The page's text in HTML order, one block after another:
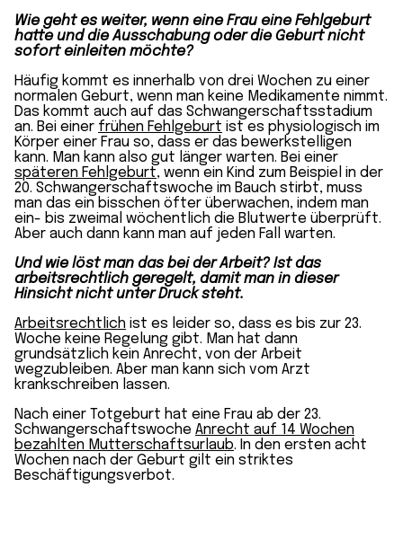
Wie geht es weiter, wenn eine Frau eine Fehlgeburt
hatte und die Ausschabung oder die Geburt nicht
sofort einleiten möchte?
Häufig kommt es innerhalb von drei Wochen zu einer
normalen Geburt, wenn man keine Medikamente nimmt.
Das kommt auch auf das Schwangerschaftsstadium
an. Bei einer frühen Fehlgeburt ist es physiologisch im
Körper einer Frau so, dass er das bewerkstelligen
kann. Man kann also gut länger warten. Bei einer
späteren Fehlgeburt, wenn ein Kind zum Beispiel in der
20. Schwangerschaftswoche im Bauch stirbt, muss
man das ein bisschen öfter überwachen, indem man
ein- bis zweimal wöchentlich die Blutwerte überprüft.
Aber auch dann kann man auf jeden Fall warten.
Und wie löst man das bei der Arbeit? Ist das
arbeitsrechtlich geregelt, damit man in dieser
Hinsicht nicht unter Druck steht.
Arbeitsrechtlich ist es leider so, dass es bis zur 23.
Woche keine Regelung gibt. Man hat dann
grundsätzlich kein Anrecht, von der Arbeit
wegzubleiben. Aber man kann sich vom Arzt
krankschreiben lassen.
Nach einer Totgeburt hat eine Frau ab der 23.
Schwangerschaftswoche Anrecht auf 14 Wochen
bezahlten Mutterschaftsurlaub. In den ersten acht
Wochen nach der Geburt gilt ein striktes
Beschäftigungsverbot.